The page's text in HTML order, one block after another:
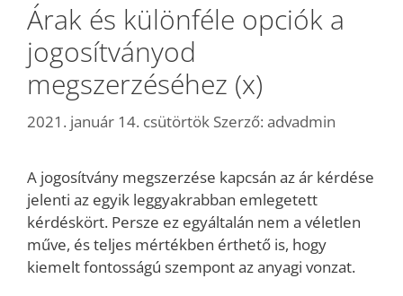
Árak és különféle opciók a
jogosítványod
megszerzéséhez (x)
2021. január 14. csütörtök Szerző: advadmin
A jogosítvány megszerzése kapcsán az ár kérdése
jelenti az egyik leggyakrabban emlegetett
kérdéskört. Persze ez egyáltalán nem a véletlen
műve, és teljes mértékben érthető is, hogy
kiemelt fontosságú szempont az anyagi vonzat.